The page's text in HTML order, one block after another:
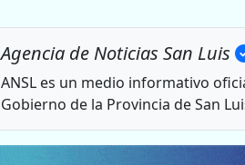
Agencia de Noticias San Luis
ANSL es un medio informativo
Gobierno de la Provincia de San